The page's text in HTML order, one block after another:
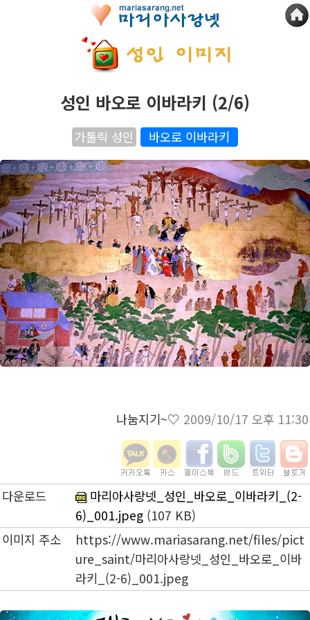
성인 바오로 이바라키 (2/6)
가톨릭 성인 바오로 이바라키
나눔지기~♡ 2009/10/17 오후 11:30
다운로드
마리아사랑넷_성인_바오로_이바라키_(2-
6)_001.jpeg (107 KB)
이미지 주소
https://www.mariasarang.net/files/pict
ure_saint/마리아사랑넷_성인_바오로_이바
라키_(2-6)_001.jpeg